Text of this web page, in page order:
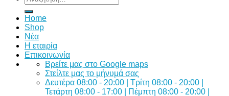
για:
Home
Shop
Νέα
Η εταιρία
Επικοινωνία
Bρείτε μας στο Google maps
Στείλτε μας το μήνυμά σας
Δευτέρα 08:00 - 20:00 | Τρίτη 08:00 - 20:00 |
Τετάρτη 08:00 - 17:00 | Πέμπτη 08:00 - 20:00 |